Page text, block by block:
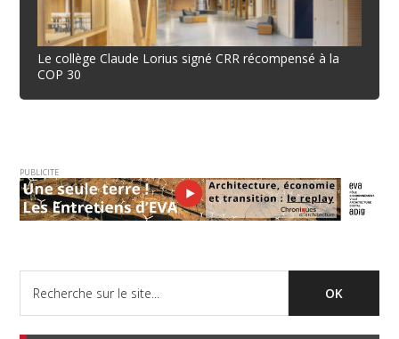
Le collège Claude Lorius signé CRR récompensé à la
COP 30
PUBLICITE